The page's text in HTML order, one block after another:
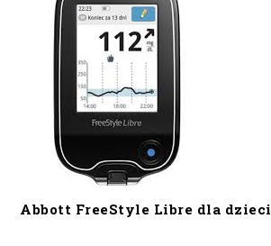
Abbott FreeStyle Libre dla dzieci